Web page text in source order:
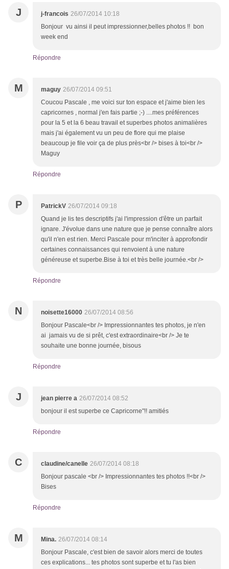
J j-francois 26/07/2014 10:18
Bonjour vu ainsi il peut impressionner,belles photos !! bon
week end
Répondre
M maguy 26/07/2014 09:51
Coucou Pascale , me voici sur ton espace et j'aime bien les
capricornes , normal j'en fais partie ;-) ....mes préférences
pour la 5 et la 6 beau travail et superbes photos animalières
mais j'ai également vu un peu de flore qui me plaise
beaucoup je file voir ça de plus près<br /> bises à toi<br />
Maguy
Répondre
P PatrickV 26/07/2014 09:18
Quand je lis tes descriptifs j'ai l'impression d'être un parfait
ignare. J'évolue dans une nature que je pense connaître alors
qu'il n'en est rien. Merci Pascale pour m'inciter à approfondir
certaines connaissances qui renvoient à une nature
généreuse et superbe.Bise à toi et très belle journée.<br />
Répondre
N noisette16000 26/07/2014 08:56
Bonjour Pascale<br /> Impressionnantes tes photos, je n'en
ai jamais vu de si prêt, c'est extraordinaire<br /> Je te
souhaite une bonne journée, bisous
Répondre
J jean pierre a 26/07/2014 08:52
bonjour il est superbe ce Capricorne"!! amitiés
Répondre
C claudine/canelle 26/07/2014 08:18
Bonjour pascale <br /> Impressionnantes tes photos !!<br />
Bises
Répondre
M Mina. 26/07/2014 08:14
Bonjour Pascale, c'est bien de savoir alors merci de toutes
ces explications... tes photos sont superbe et tu l'as bien